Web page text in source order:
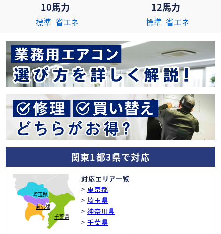
10馬力
標準 省エネ
12馬力
標準 省エネ
関東1都3県で対応
東京都
埼玉県
千葉県
対応エリア一覧
> 東京都
> 埼玉県
> 神奈川県
> 千葉県